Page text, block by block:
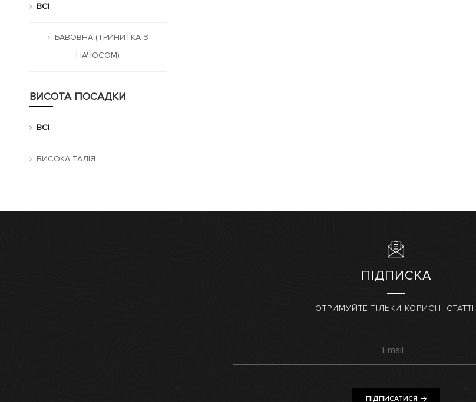
ВСІ
БАВОВНА (ТРИНИТКА З
НАЧОСОМ)
ВИСОТА ПОСАДКИ
ВСІ
ВИСОКА ТАЛІЯ
ПІДПИСКА
ОТРИМУЙТЕ ТІЛЬКИ КОРИСНІ СТАТТІ!
ПІДПИСАТИСЯ